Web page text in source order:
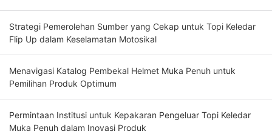
Strategi Pemerolehan Sumber yang Cekap untuk Topi Keledar
Flip Up dalam Keselamatan Motosikal
Menavigasi Katalog Pembekal Helmet Muka Penuh untuk
Pemilihan Produk Optimum
Permintaan Institusi untuk Kepakaran Pengeluar Topi Keledar
Muka Penuh dalam Inovasi Produk